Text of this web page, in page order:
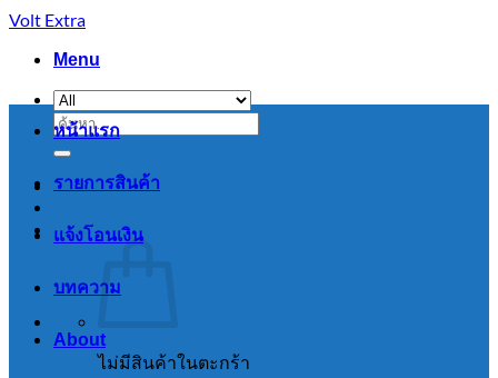
Skip
content
Volt Extra
Menu
ค้นหา:
ไม่มีสินค้าในตะกร้า
หน้าแรก
รายการสินค้า
แจ้งโอนเงิน
บทความ
About